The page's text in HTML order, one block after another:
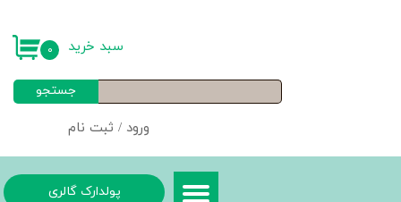
ورود / ثبت نام
خروج از حساب کاربری
جستجو
۰ سبد خرید
پولدارک گالری